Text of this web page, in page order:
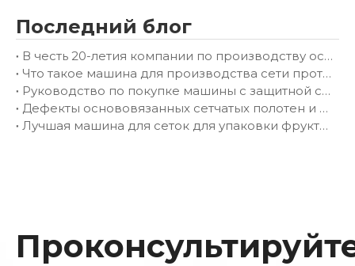
Последний блог
В честь 20-летия компании по производству основовязального оборудования в Чанчжоу Chenye
Что такое машина для производства сети против дронов? Полное руководство по покупкам для бизнеса
Руководство по покупке машины с защитной сеткой: как правильно выбрать основовязальную машину для вашей фабрики
Дефекты основовязанных сетчатых полотен и способы их устранения
Лучшая машина для сеток для упаковки фруктов: Полное руководство покупателя (2026 г.)